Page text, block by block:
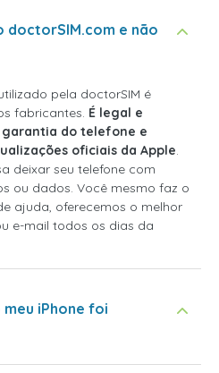
doctorSIM.com e não
pela doctorSIM é
fabricantes. É legal e
do telefone e
oficiais da Apple.
deixar seu telefone com
ou dados. Você mesmo faz o
ajuda, oferecemos o melhor
e-mail todos os dias da
iPhone foi